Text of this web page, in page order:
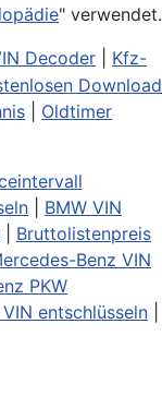
" verwendet.
Decoder
Kfz-
Download
Oldtimer
BMW VIN
Bruttolistenpreis
Benz VIN
PKW
entschlüsseln